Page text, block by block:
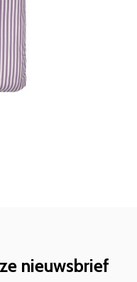
nieuwsbrief